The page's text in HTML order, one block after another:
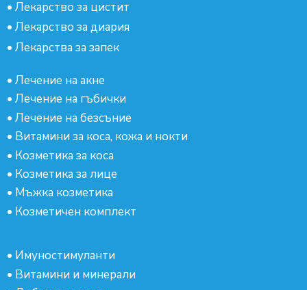
• Лекарство за цистит
• Лекарство за диария
• Лекарства за запек
• Лечение на акне
• Лечение на гъбички
• Лечение на безсъние
• Витамини за коса, кожа и нокти
• Козметика за коса
• Козметика за лице
• Мъжка козметика
• Козметичен комплект
• Имуностимуланти
• Витамини и минерали